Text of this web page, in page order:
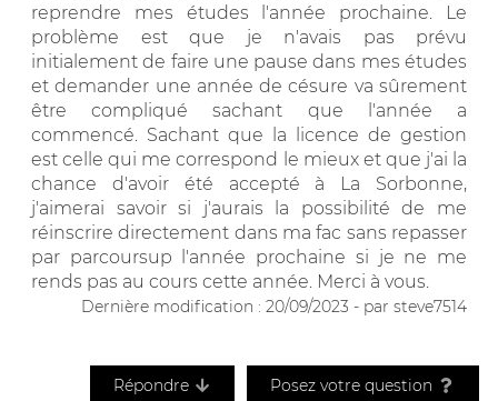
reprendre mes études l'année prochaine. Le
problème est que je n'avais pas prévu
initialement de faire une pause dans mes études
et demander une année de césure va sûrement
être compliqué sachant que l'année a
commencé. Sachant que la licence de gestion
est celle qui me correspond le mieux et que j'ai la
chance d'avoir été accepté à La Sorbonne,
j'aimerai savoir si j'aurais la possibilité de me
réinscrire directement dans ma fac sans repasser
par parcoursup l'année prochaine si je ne me
rends pas au cours cette année. Merci à vous.
Dernière modification : 20/09/2023 - par steve7514
Répondre Posez votre question